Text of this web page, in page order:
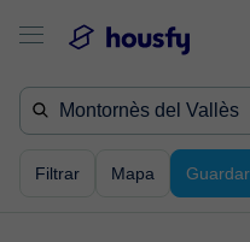
Filtrar Mapa